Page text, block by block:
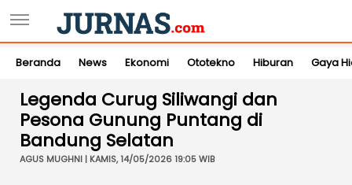
Beranda News Ekonomi Ototekno Hiburan Gaya
Legenda Curug Siliwangi dan
Pesona Gunung Puntang di
Bandung Selatan
AGUS MUGHNI | KAMIS, 14/05/2026 19:05 WIB